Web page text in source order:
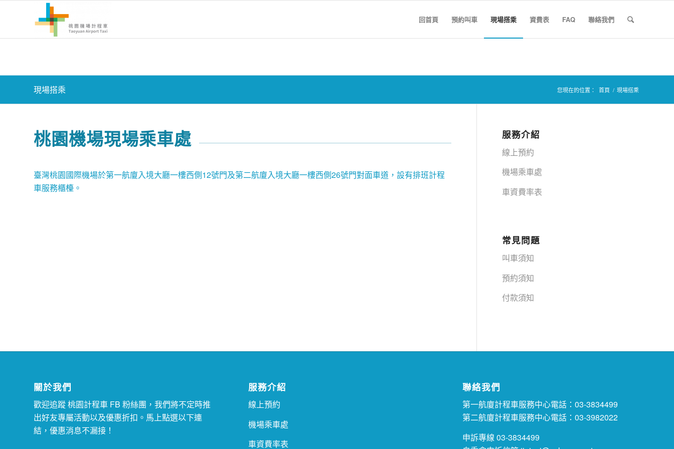
回首頁 預約叫車 現場搭乘 資費表 FAQ 聯絡我們
現場搭乘 您現在的位置： 首頁 / 現場搭乘
桃園機場現場乘車處
臺灣桃園國際機場於第一航廈入境大廳一樓西側12號門及第二航廈入境大廳一樓西側26號門對面車道，設有排班計程
車服務櫃檯。
服務介紹
線上預約
機場乘車處
車資費率表
常見問題
叫車須知
預約須知
付款須知
關於我們
歡迎追蹤 桃園計程車 FB 粉絲團 ，我們將不定時推
出好友專屬活動以及優惠折扣。馬上點選以下連
結，優惠消息不漏接！
服務介紹
線上預約
機場乘車處
車資費率表
聯絡我們
第一航廈計程車服務中心電話：03-3834499
第二航廈計程車服務中心電話：03-3982022
申訴專線03-3834499